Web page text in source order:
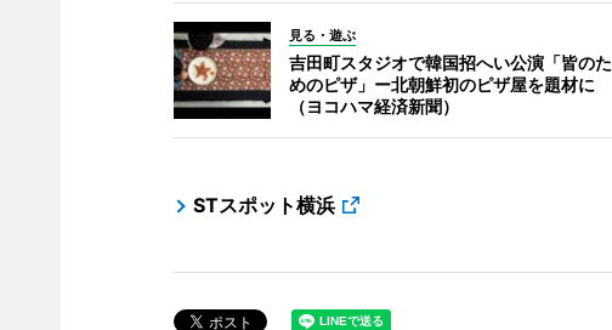
見る・遊ぶ
吉田町スタジオで韓国招へい公演「皆のた
めのピザ」ー北朝鮮初のピザ屋を題材に
（ヨコハマ経済新聞）
STスポット横浜